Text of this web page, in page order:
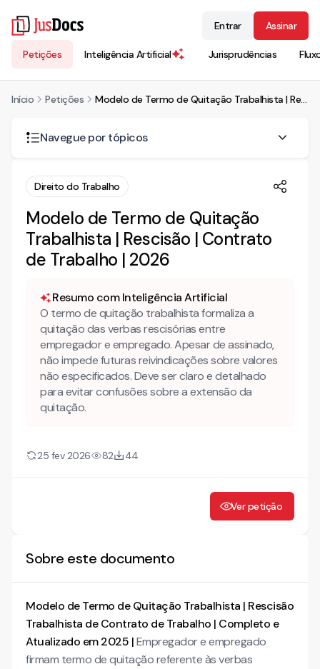
Petições Inteligência Artificial Jurisprudências
Entrar Assinar
Início Petições Modelo de Termo de Quitação Trabalhista | Rescisão | Contrato de Trabalho | 2026
Navegue por tópicos
O termo de quitação impede ações futuras?
Como estruturar um acordo por comum acordo na
rescisão contratual?
Conheça também nossa INTELIGÊNCIA ARTIFICIAL para
advogados!
TERMO DE QUITAÇÃO DE VERBAS TRABALHISTAS
Direito do Trabalho
Modelo de Termo de Quitação
Trabalhista | Rescisão | Contrato
de Trabalho | 2026
Resumo com Inteligência Artificial
O termo de quitação trabalhista formaliza a
quitação das verbas rescisórias entre
empregador e empregado. Apesar de assinado,
não impede futuras reivindicações sobre valores
não especificados. Deve ser claro e detalhado
para evitar confusões sobre a extensão da
quitação.
25 fev 2026 82 44
Ver petição
Sobre este documento
Modelo de Termo de Quitação Trabalhista | Rescisão
Trabalhista de Contrato de Trabalho | Completo e
Atualizado em 2025 |Empregador e empregado
firmam termo de quitação referente às verbas